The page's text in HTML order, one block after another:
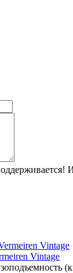
Vintage